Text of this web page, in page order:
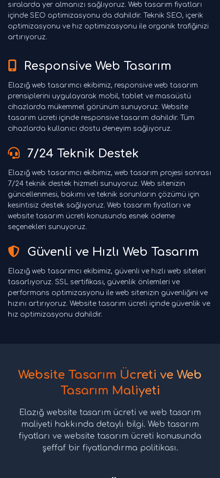
sıralarda yer almanızı sağlıyoruz. Web tasarım fiyatları
içinde SEO optimizasyonu da dahildir. Teknik SEO, içerik
optimizasyonu ve hız optimizasyonu ile organik trafiğinizi
artırıyoruz.
Responsive Web Tasarım
Elazığ web tasarımcı ekibimiz, responsive web tasarım
prensiplerini uygulayarak mobil, tablet ve masaüstü
cihazlarda mükemmel görünüm sunuyoruz. Website
tasarım ücreti içinde responsive tasarım dahildir. Tüm
cihazlarda kullanıcı dostu deneyim sağlıyoruz.
7/24 Teknik Destek
Elazığ web tasarımcı ekibimiz, web tasarım projesi sonrası
7/24 teknik destek hizmeti sunuyoruz. Web sitenizin
güncellenmesi, bakımı ve teknik sorunların çözümü için
kesintisiz destek sağlıyoruz. Web tasarım fiyatları ve
website tasarım ücreti konusunda esnek ödeme
seçenekleri sunuyoruz.
Güvenli ve Hızlı Web Tasarım
Elazığ web tasarımcı ekibimiz, güvenli ve hızlı web siteleri
tasarlıyoruz. SSL sertifikası, güvenlik önlemleri ve
performans optimizasyonu ile web sitenizin güvenliğini ve
hızını artırıyoruz. Website tasarım ücreti içinde güvenlik ve
hız optimizasyonu dahildir.
Website Tasarım Ücreti ve Web
Tasarım Maliyeti
Elazığ website tasarım ücreti ve web tasarım
maliyeti hakkında detaylı bilgi. Web tasarım
fiyatları ve website tasarım ücreti konusunda
şeffaf bir fiyatlandırma politikası.